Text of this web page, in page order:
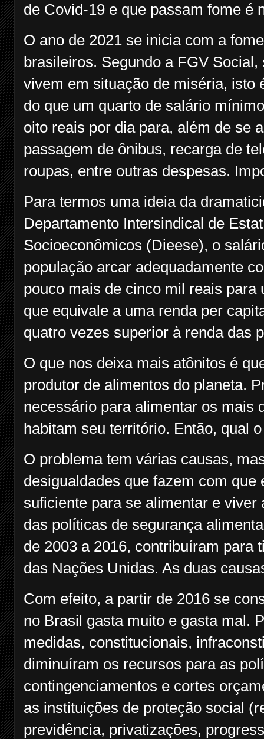
de Covid-19 e que passam fome é
O ano de 2021 se inicia com a
brasileiros. Segundo a FGV
vivem em situação de miséria, isto
do que um quarto de salário
oito reais por dia para, além de se
passagem de ônibus, recarga de
roupas, entre outras despesas.
Para termos uma ideia da
Departamento Intersindical de
Socioeconômicos (Dieese), o
população arcar adequadamente
pouco mais de cinco mil reais
que equivale a uma renda per
quatro vezes superior à renda das
O que nos deixa mais atônitos é
produtor de alimentos do planeta.
necessário para alimentar os mais
habitam seu território. Então, qual
O problema tem várias causas,
desigualdades que fazem com
suficiente para se alimentar e
das políticas de segurança
de 2003 a 2016, contribuíram para
das Nações Unidas. As duas
Com efeito, a partir de 2016 se
no Brasil gasta muito e gasta mal.
medidas, constitucionais,
diminuíram os recursos para as
contingenciamentos e cortes
as instituições de proteção social
previdência, privatizações,